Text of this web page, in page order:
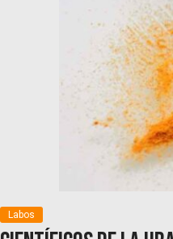
Labos